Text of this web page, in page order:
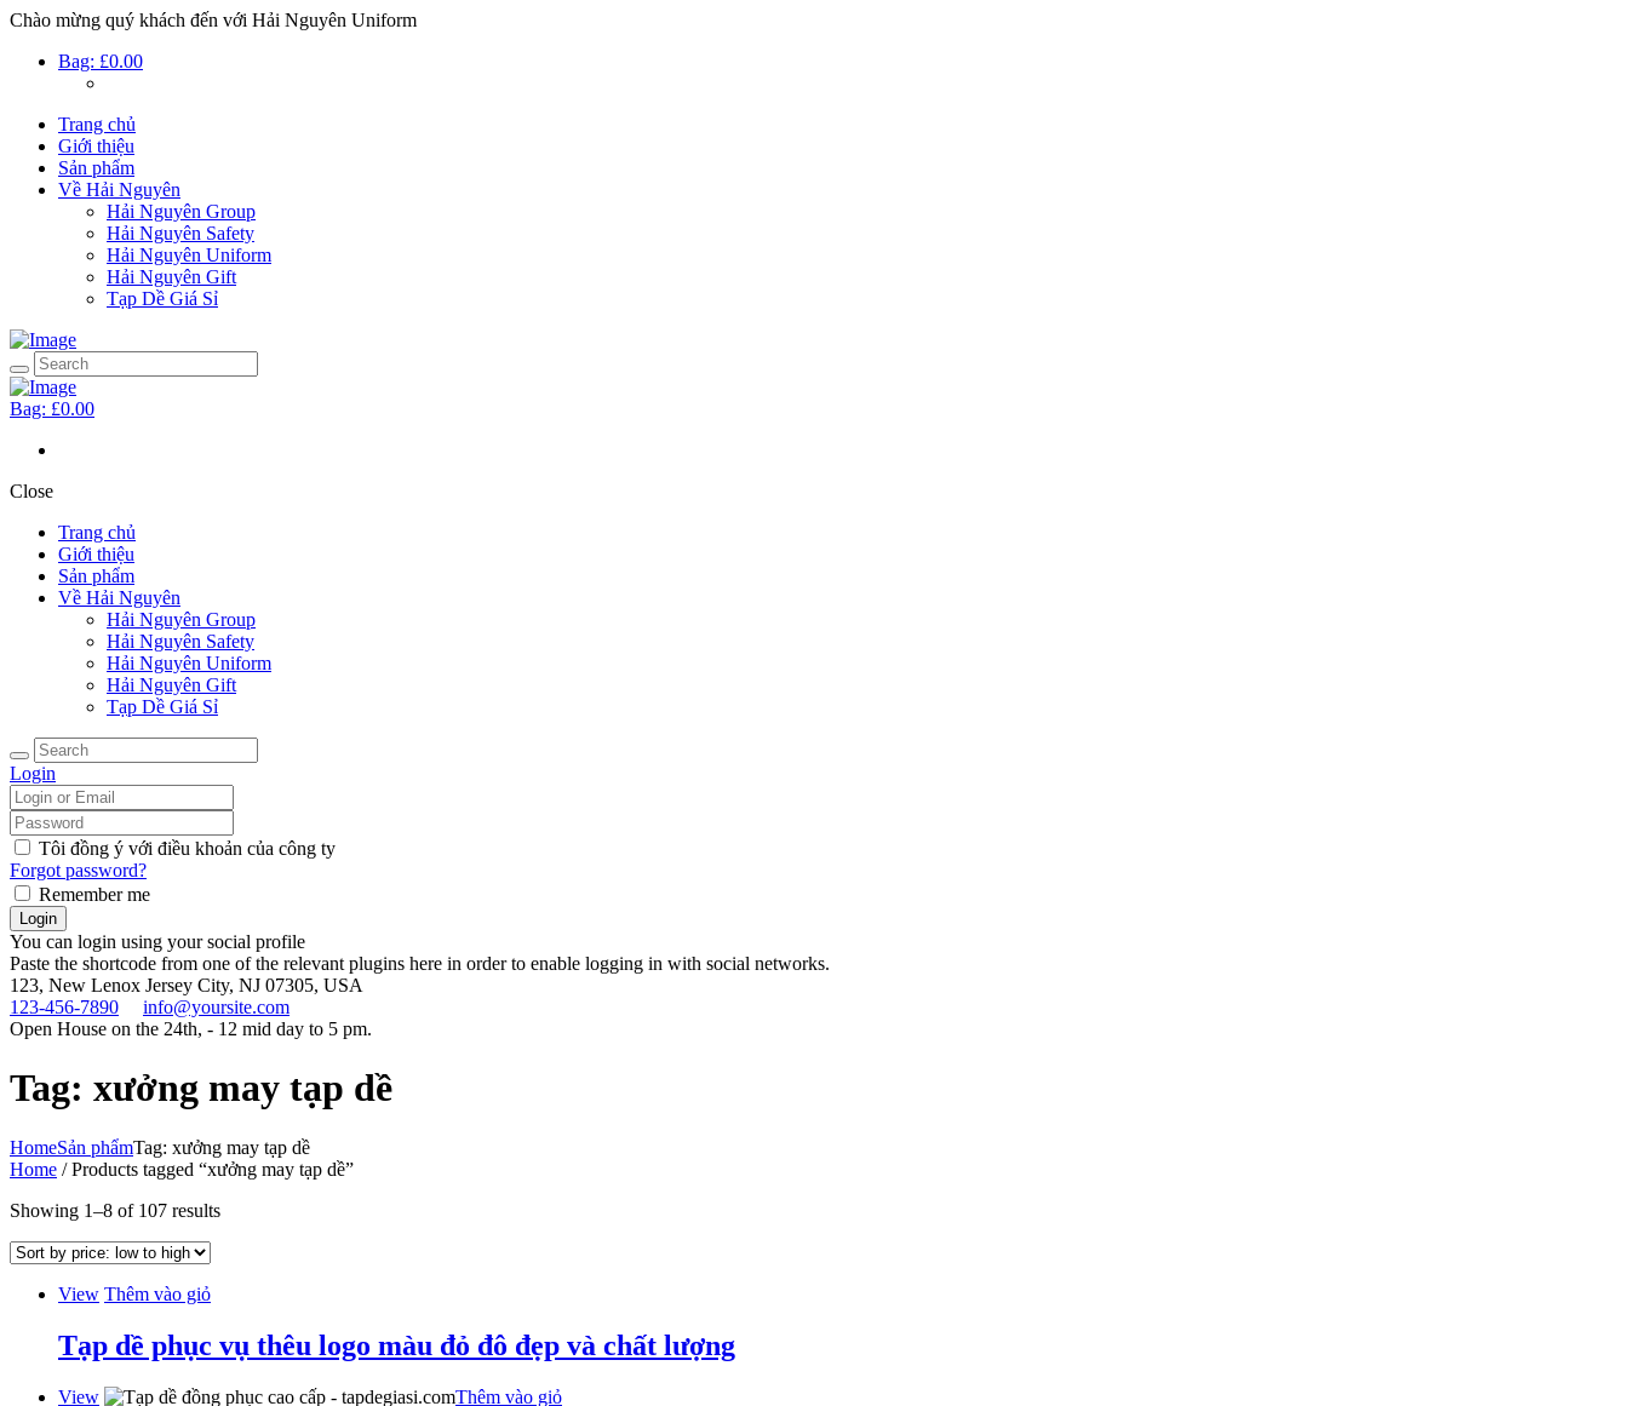
Chào mừng quý khách đến với Hải Nguyên Uniform
Bag: £0.00
Trang chủ
Giới thiệu
Sản phẩm
Về Hải Nguyên
Hải Nguyên Group
Hải Nguyên Safety
Hải Nguyên Uniform
Hải Nguyên Gift
Tạp Dề Giá Sỉ
Bag: £0.00
Close
Trang chủ
Giới thiệu
Sản phẩm
Về Hải Nguyên
Hải Nguyên Group
Hải Nguyên Safety
Hải Nguyên Uniform
Hải Nguyên Gift
Tạp Dề Giá Sỉ
Login
Tôi đồng ý với điều khoản của công ty
Forgot password?
Remember me
You can login using your social profile
Paste the shortcode from one of the relevant plugins here in order to enable logging in with social networks.
123, New Lenox Jersey City, NJ 07305, USA
123-456-7890
info@yoursite.com
Open House on the 24th, - 12 mid day to 5 pm.
Tag: xưởng may tạp dề
HomeSản phẩmTag: xưởng may tạp dề
Home / Products tagged “xưởng may tạp dề”
Showing 1–8 of 107 results
View Thêm vào giỏ
Tạp dề phục vụ thêu logo màu đỏ đô đẹp và chất lượng
View Thêm vào giỏ